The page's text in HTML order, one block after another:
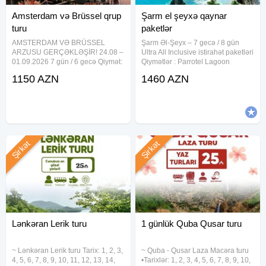
Amsterdam və Brüssel qrup
turu
AMSTERDAM VƏ BRÜSSEL
ARZUSU GERÇƏKLƏŞİR! 24.08 –
01.09.2026 7 gün / 6 gecə Qiymət:
EUR Marşrut: Budapeşt → Brno →
1150 AZN
Şarm el şeyxə qaynar
paketlər
Şarm Əl-Şeyx – 7 gecə / 8 gün
Ultra All Inclusive istirahət paketləri
Qiymətlər : Parrotel Lagoon
Mercato Splash Aqua Park 5★ –
1460 AZN
Lənkəran Lerik turu
~ Lənkəran Lerik turu Tarix: 1, 2, 3,
4, 5, 6, 7, 8, 9, 10, 11, 12, 13, 14,
Şirkət
1 günlük Quba Qusar turu
~ Quba - Qusar Laza Macəra turu
•Tarixlər: 1, 2, 3, 4, 5, 6, 7, 8, 9, 10,
Şirkət